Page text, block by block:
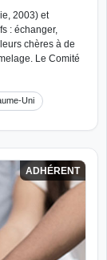
2003) et
: échanger,
chères à de
Le Comité
Uni
ADHÉRENT